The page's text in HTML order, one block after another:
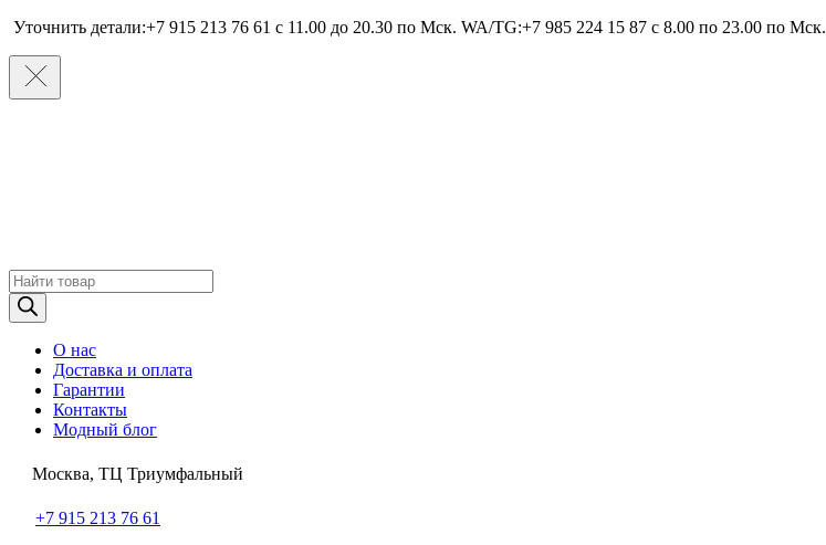
Уточнить детали:+7 915 213 76 61 c 11.00 до 20.30 по Мcк. WA/TG:+7 985 224 15 87 c 8.00 по 23.00 по Мcк.
Поиск
товаров
О нас
Доставка и оплата
Гарантии
Контакты
Модный блог
Москва, ТЦ Триумфальный
+7 915 213 76 61